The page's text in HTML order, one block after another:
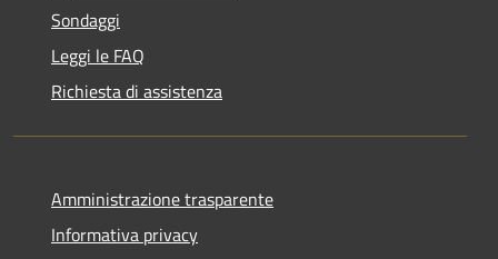
Sondaggi
Leggi le FAQ
Richiesta di assistenza
Amministrazione trasparente
Informativa privacy